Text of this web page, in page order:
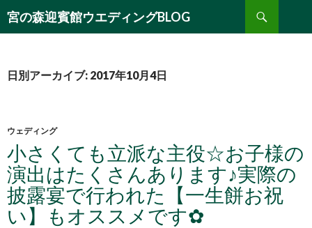
宮の森迎賓館ウエディングBLOG
検
索
ン
動
日別アーカイブ: 2017年10月4日
ウェディング
小さくても立派な主役☆お子様の
演出はたくさんあります♪実際の
披露宴で行われた【一生餅お祝
い】もオススメです✿